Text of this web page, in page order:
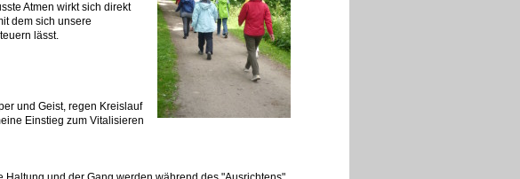
Atmen wirkt sich direkt
dem sich unsere
lässt.
und Geist, regen Kreislauf
Einstieg zum Vitalisieren